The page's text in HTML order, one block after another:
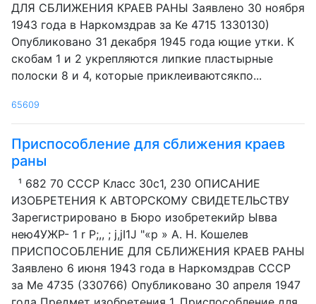
ДЛЯ СБЛИЖЕНИЯ КРАЕВ РАНЫ Заявлено 30 ноября
1943 года в Наркомздрав за Ке 4715 1330130)
Опубликовано 31 декабря 1945 года ющие утки. К
скобам 1 и 2 укрепляются липкие пластырные
полоски 8 и 4, которые приклеиваютсякпо...
65609
Приспособление для сближения краев
раны
¹ 682 70 СССР Класс 30с1, 230 ОПИСАНИЕ
ИЗОБРЕТЕНИЯ К АВТОРСКОМУ СВИДЕТЕЛЬСТВУ
Зарегистрировано в Бюро изобретекийр Ывва
нею4УЖР- 1 r Р;,, ; j,jI1J "«р » А. Н. Кошелев
ПРИСПОСОБЛЕНИЕ ДЛЯ СБЛИЖЕНИЯ КРАЕВ РАНЫ
Заявлено 6 июня 1943 года в Наркомздрав СССР
за Ме 4735 (330766) Опубликовано 30 апреля 1947